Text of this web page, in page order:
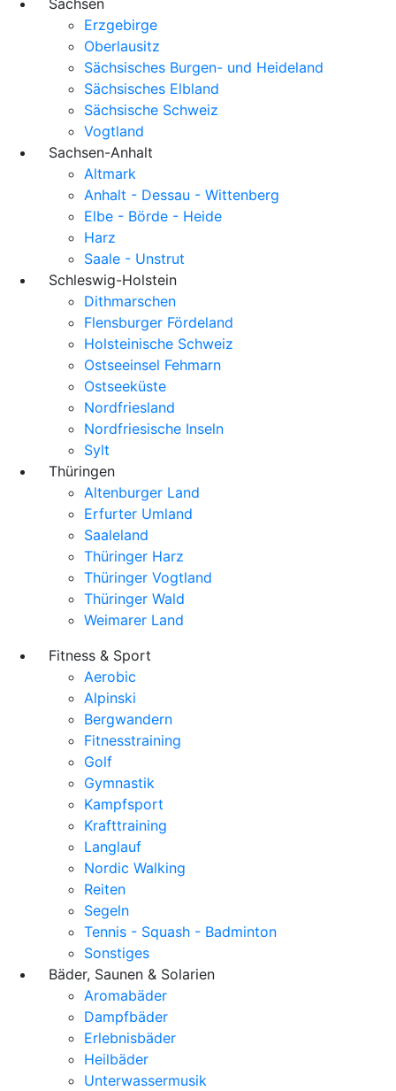
Erzgebirge
Oberlausitz
Sächsisches Burgen- und Heideland
Sächsisches Elbland
Sächsische Schweiz
Vogtland
Sachsen-Anhalt
Altmark
Anhalt - Dessau - Wittenberg
Elbe - Börde - Heide
Harz
Saale - Unstrut
Schleswig-Holstein
Dithmarschen
Flensburger Fördeland
Holsteinische Schweiz
Ostseeinsel Fehmarn
Ostseeküste
Nordfriesland
Nordfriesische Inseln
Sylt
Thüringen
Altenburger Land
Erfurter Umland
Saaleland
Thüringer Harz
Thüringer Vogtland
Thüringer Wald
Weimarer Land
Fitness & Sport
Aerobic
Alpinski
Bergwandern
Fitnesstraining
Golf
Gymnastik
Kampfsport
Krafttraining
Langlauf
Nordic Walking
Reiten
Segeln
Tennis - Squash - Badminton
Sonstiges
Bäder, Saunen & Solarien
Aromabäder
Dampfbäder
Erlebnisbäder
Heilbäder
Unterwassermusik